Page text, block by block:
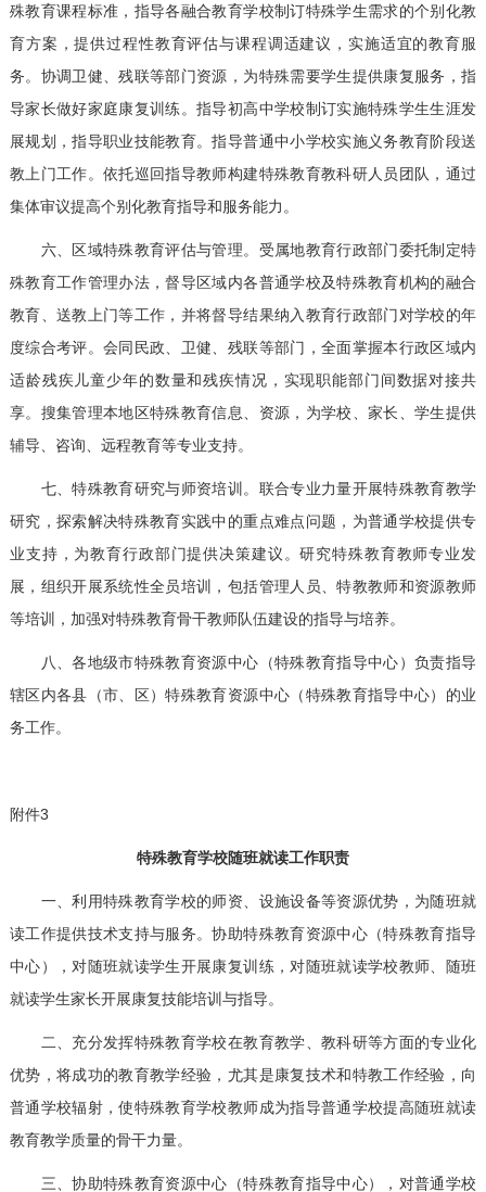
殊教育课程标准，指导各融合教育学校制订特殊学生需求的个别化教
育方案，提供过程性教育评估与课程调适建议，实施适宜的教育服
务。协调卫健、残联等部门资源，为特殊需要学生提供康复服务，指
导家长做好家庭康复训练。指导初高中学校制订实施特殊学生生涯发
展规划，指导职业技能教育。指导普通中小学校实施义务教育阶段送
教上门工作。依托巡回指导教师构建特殊教育教科研人员团队，通过
集体审议提高个别化教育指导和服务能力。
六、区域特殊教育评估与管理。受属地教育行政部门委托制定特
殊教育工作管理办法，督导区域内各普通学校及特殊教育机构的融合
教育、送教上门等工作，并将督导结果纳入教育行政部门对学校的年
度综合考评。会同民政、卫健、残联等部门，全面掌握本行政区域内
适龄残疾儿童少年的数量和残疾情况，实现职能部门间数据对接共
享。搜集管理本地区特殊教育信息、资源，为学校、家长、学生提供
辅导、咨询、远程教育等专业支持。
七、特殊教育研究与师资培训。联合专业力量开展特殊教育教学
研究，探索解决特殊教育实践中的重点难点问题，为普通学校提供专
业支持，为教育行政部门提供决策建议。研究特殊教育教师专业发
展，组织开展系统性全员培训，包括管理人员、特教教师和资源教师
等培训，加强对特殊教育骨干教师队伍建设的指导与培养。
八、各地级市特殊教育资源中心（特殊教育指导中心）负责指导
辖区内各县（市、区）特殊教育资源中心（特殊教育指导中心）的业
务工作。
附件3
特殊教育学校随班就读工作职责
一、利用特殊教育学校的师资、设施设备等资源优势，为随班就
读工作提供技术支持与服务。协助特殊教育资源中心（特殊教育指导
中心），对随班就读学生开展康复训练，对随班就读学校教师、随班
就读学生家长开展康复技能培训与指导。
二、充分发挥特殊教育学校在教育教学、教科研等方面的专业化
优势，将成功的教育教学经验，尤其是康复技术和特教工作经验，向
普通学校辐射，使特殊教育学校教师成为指导普通学校提高随班就读
教育教学质量的骨干力量。
三、协助特殊教育资源中心（特殊教育指导中心），对普通学校